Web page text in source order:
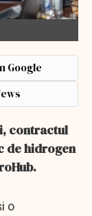
Google
contractul
de hidrogen
o